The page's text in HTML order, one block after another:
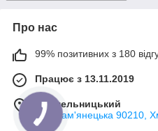
Про нас
99% позитивних з 180
Працює з 13.11.2019
м. Хмельницький
вул. Кам'янецька 90210,